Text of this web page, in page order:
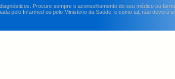
Procure sempre o aconselhamento do seu médico ou
pelo Infarmed ou pelo Ministério da Saúde, e como tal, não deverá